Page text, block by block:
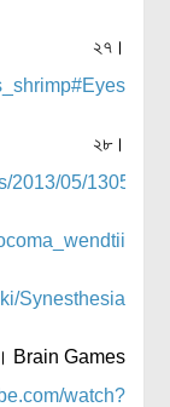
২৭।
২৮।
2013/05/
Synesthesia
Brain Games
watch?